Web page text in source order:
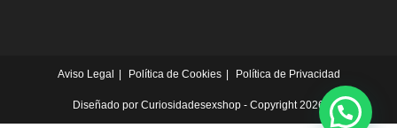
Aviso Legal Política de Cookies Política de Privacidad
Diseñado por Curiosidadesexshop - Copyright 2026